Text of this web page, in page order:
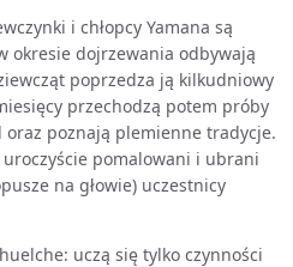
i chłopcy Yamana są
okresie dojrzewania odbywają
poprzedza ją kilkudniowy
przechodzą potem próby
oraz poznają plemienne tradycje.
uroczyście pomalowani i ubrani
na głowie) uczestnicy
uczą się tylko czynności